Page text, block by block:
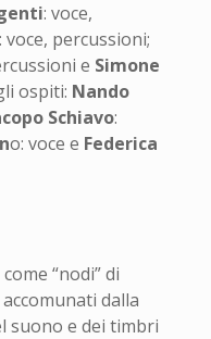
: voce,
: voce, percussioni;
e Simone
ospiti: Nando
Schiavo:
o: voce e Federica
“nodi” di
dalla
suono e dei timbri